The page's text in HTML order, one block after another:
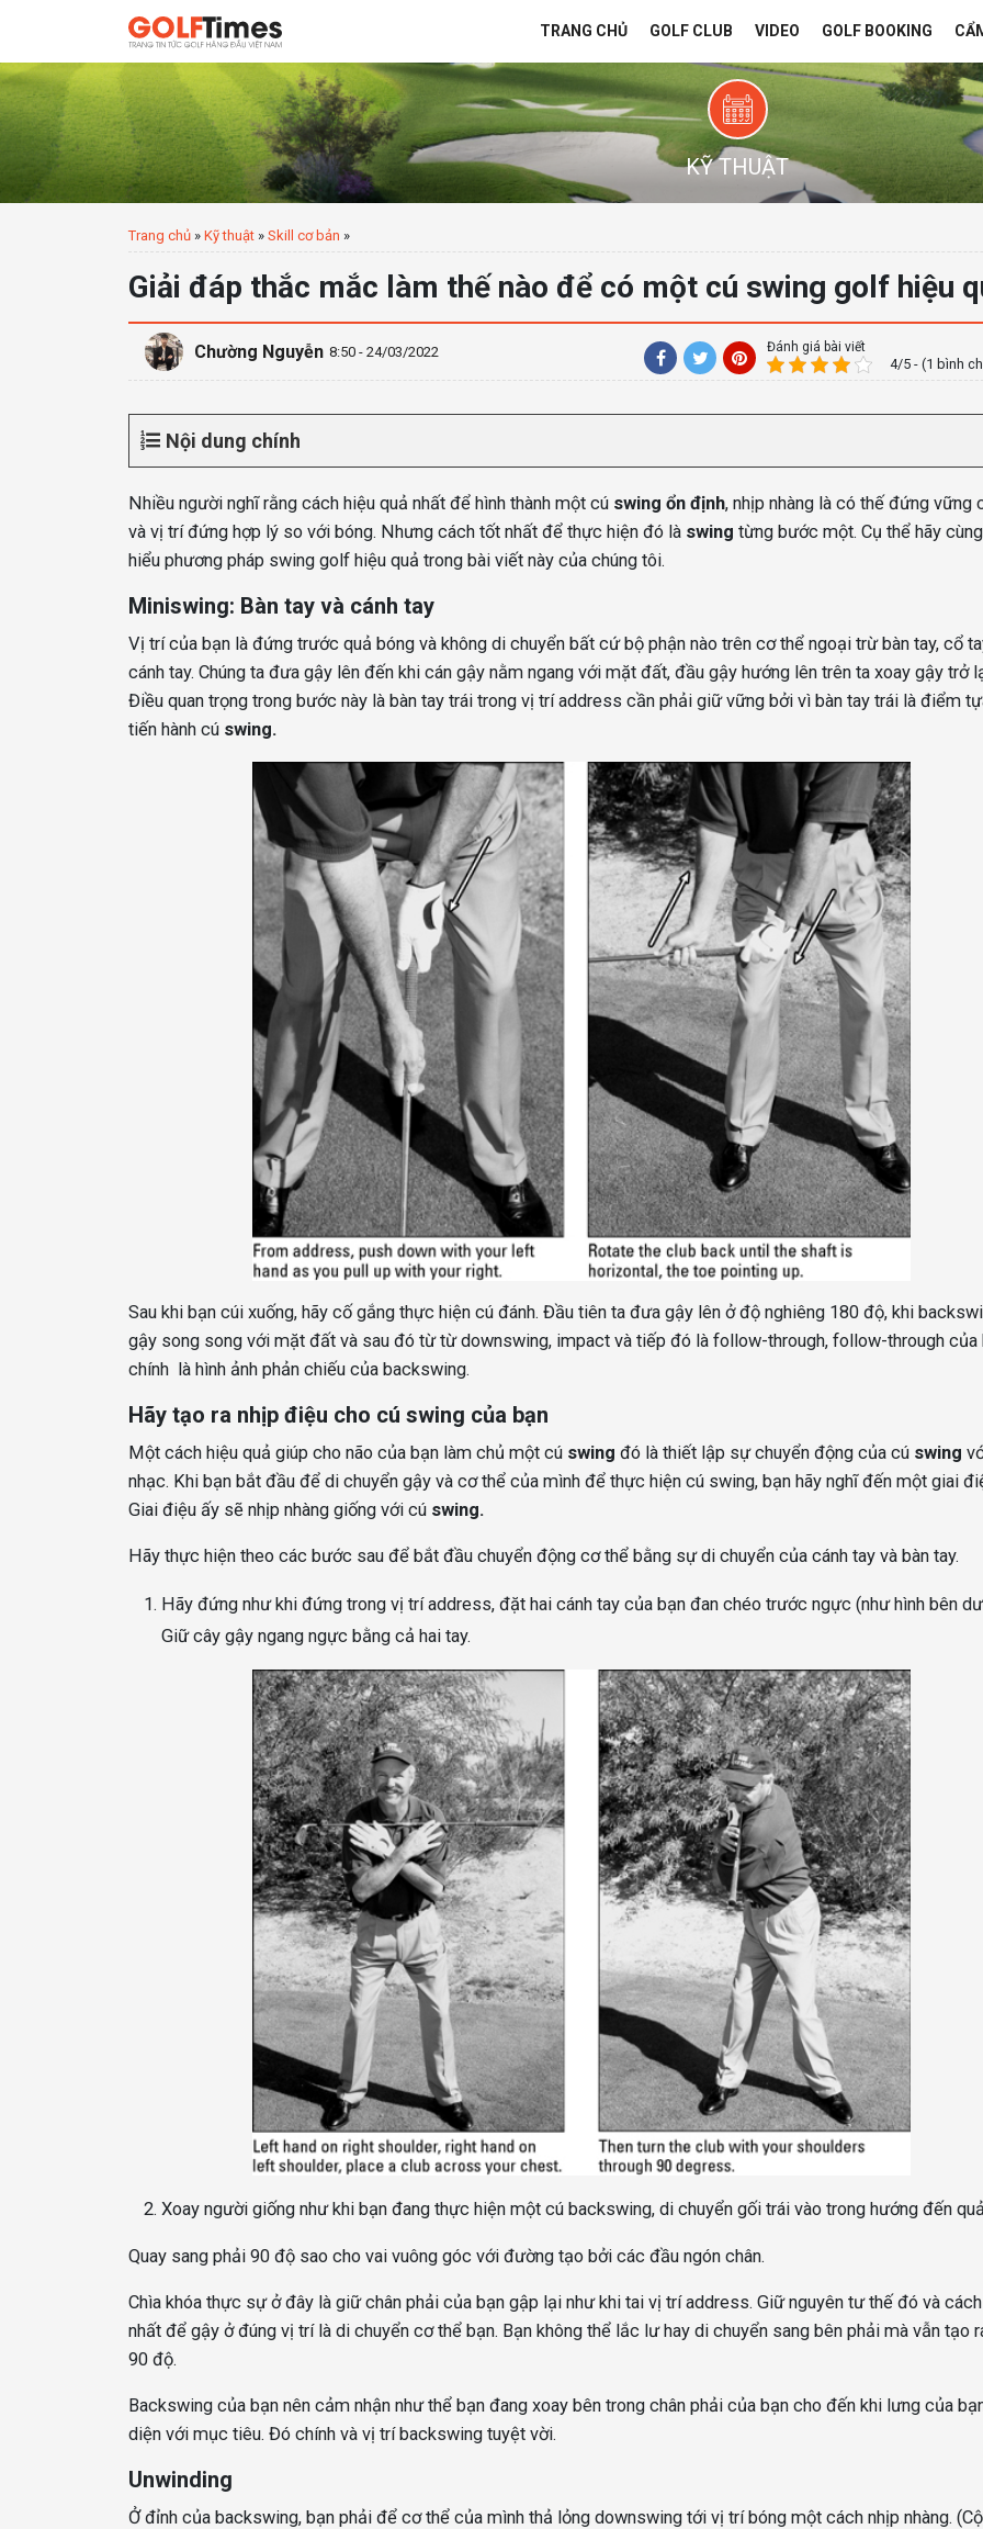
TRANG CHỦ GOLF CLUB VIDEO GOLF BOOKING
KỸ THUẬT
Trang chủ » Kỹ thuật » Skill cơ bản »
Giải đáp thắc mắc làm thế nào để có một cú swing golf hiệu
Chường Nguyễn 8:50 - 24/03/2022 Đánh giá bài viết
4/5 - (1 bình
Nội dung chính
Nhiều người nghĩ rằng cách hiệu quả nhất để hình thành một cú swing ổn định, nhịp nhàng là có thế đứng vững
và vị trí đứng hợp lý so với bóng. Nhưng cách tốt nhất để thực hiện đó là swing từng bước một. Cụ thể hãy
hiểu phương pháp swing golf hiệu quả trong bài viết này của chúng tôi.
Miniswing: Bàn tay và cánh tay
Vị trí của bạn là đứng trước quả bóng và không di chuyển bất cứ bộ phận nào trên cơ thể ngoại trừ bàn tay, cổ
cánh tay. Chúng ta đưa gậy lên đến khi cán gậy nằm ngang với mặt đất, đầu gậy hướng lên trên ta xoay gậy trở
Điều quan trọng trong bước này là bàn tay trái trong vị trí address cần phải giữ vững bởi vì bàn tay trái là điểm
tiến hành cú swing.
Sau khi bạn cúi xuống, hãy cố gắng thực hiện cú đánh. Đầu tiên ta đưa gậy lên ở độ nghiêng 180 độ, khi
gậy song song với mặt đất và sau đó từ từ downswing, impact và tiếp đó là follow-through, follow-through của
chính là hình ảnh phản chiếu của backswing.
Hãy tạo ra nhịp điệu cho cú swing của bạn
Một cách hiệu quả giúp cho não của bạn làm chủ một cú swing đó là thiết lập sự chuyển động của cú swing
nhạc. Khi bạn bắt đầu để di chuyển gậy và cơ thể của mình để thực hiện cú swing, bạn hãy nghĩ đến một giai
Giai điệu ấy sẽ nhịp nhàng giống với cú swing.
Hãy thực hiện theo các bước sau để bắt đầu chuyển động cơ thể bằng sự di chuyển của cánh tay và bàn tay.
Hãy đứng như khi đứng trong vị trí address, đặt hai cánh tay của bạn đan chéo trước ngực (như hình bên
Giữ cây gậy ngang ngực bằng cả hai tay.
Xoay người giống như khi bạn đang thực hiện một cú backswing, di chuyển gối trái vào trong hướng đến
Quay sang phải 90 độ sao cho vai vuông góc với đường tạo bởi các đầu ngón chân.
Chìa khóa thực sự ở đây là giữ chân phải của bạn gập lại như khi tai vị trí address. Giữ nguyên tư thế đó và
nhất để gậy ở đúng vị trí là di chuyển cơ thể bạn. Bạn không thể lắc lư hay di chuyển sang bên phải mà vẫn tạo
90 độ.
Backswing của bạn nên cảm nhận như thể bạn đang xoay bên trong chân phải của bạn cho đến khi lưng của
diện với mục tiêu. Đó chính và vị trí backswing tuyệt vời.
Unwinding
Ở đỉnh của backswing, bạn phải để cơ thể của mình thả lỏng downswing tới vị trí bóng một cách nhịp nhàng.